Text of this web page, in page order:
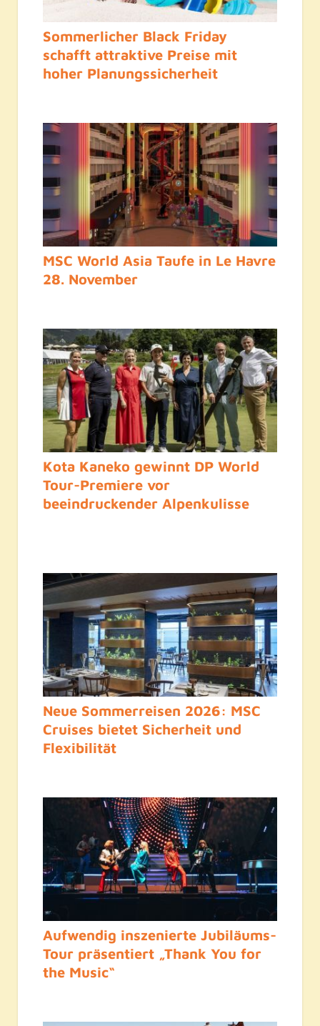
Sommerlicher Black Friday
schafft attraktive Preise mit
hoher Planungssicherheit
MSC World Asia Taufe in Le Havre
28. November
Kota Kaneko gewinnt DP World
Tour-Premiere vor
beeindruckender Alpenkulisse
Neue Sommerreisen 2026: MSC
Cruises bietet Sicherheit und
Flexibilität
Aufwendig inszenierte Jubiläums-
Tour präsentiert „Thank You for
the Music“